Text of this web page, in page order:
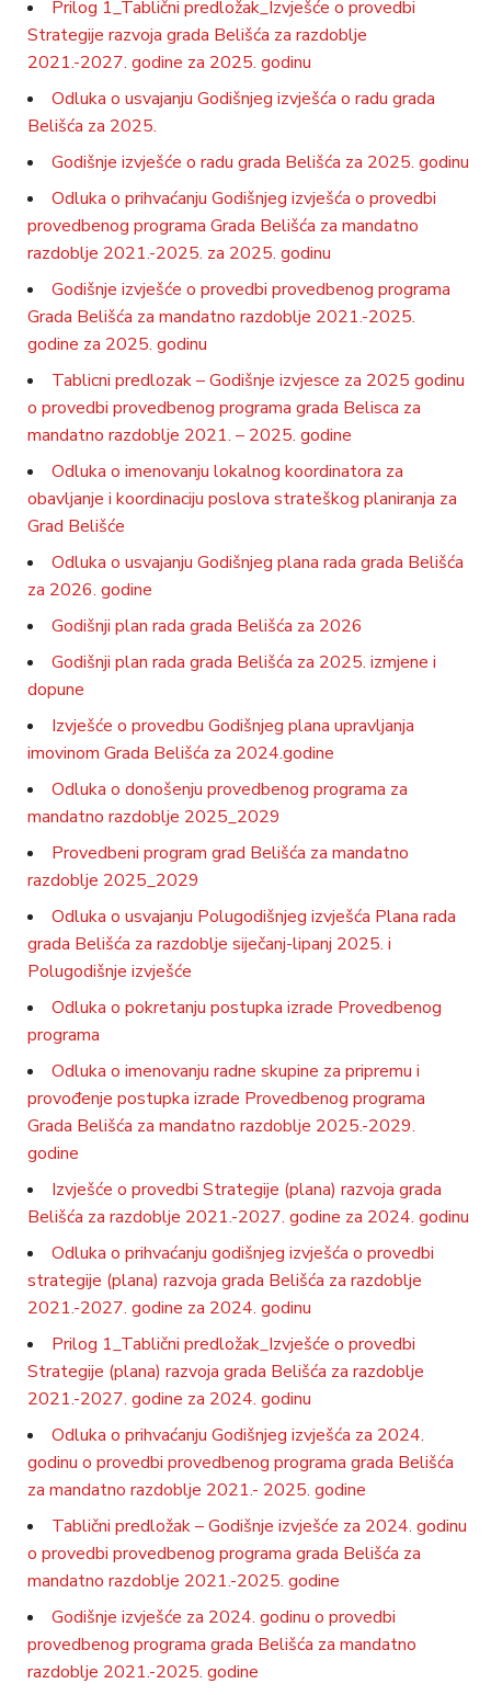
Prilog 1_Tablični predložak_Izvješće o provedbi
Strategije razvoja grada Belišća za razdoblje
2021.-2027. godine za 2025. godinu
Odluka o usvajanju Godišnjeg izvješća o radu grada
Belišća za 2025.
Godišnje izvješće o radu grada Belišća za 2025. godinu
Odluka o prihvaćanju Godišnjeg izvješća o provedbi
provedbenog programa Grada Belišća za mandatno
razdoblje 2021.-2025. za 2025. godinu
Godišnje izvješće o provedbi provedbenog programa
Grada Belišća za mandatno razdoblje 2021.-2025.
godine za 2025. godinu
Tablicni predlozak – Godišnje izvjesce za 2025 godinu
o provedbi provedbenog programa grada Belisca za
mandatno razdoblje 2021. – 2025. godine
Odluka o imenovanju lokalnog koordinatora za
obavljanje i koordinaciju poslova strateškog planiranja za
Grad Belišće
Odluka o usvajanju Godišnjeg plana rada grada Belišća
za 2026. godine
Godišnji plan rada grada Belišća za 2026
Godišnji plan rada grada Belišća za 2025. izmjene i
dopune
Izvješće o provedbu Godišnjeg plana upravljanja
imovinom Grada Belišća za 2024.godine
Odluka o donošenju provedbenog programa za
mandatno razdoblje 2025_2029
Provedbeni program grad Belišća za mandatno
razdoblje 2025_2029
Odluka o usvajanju Polugodišnjeg izvješća Plana rada
grada Belišća za razdoblje siječanj-lipanj 2025. i
Polugodišnje izvješće
Odluka o pokretanju postupka izrade Provedbenog
programa
Odluka o imenovanju radne skupine za pripremu i
provođenje postupka izrade Provedbenog programa
Grada Belišća za mandatno razdoblje 2025.-2029.
godine
Izvješće o provedbi Strategije (plana) razvoja grada
Belišća za razdoblje 2021.-2027. godine za 2024. godinu
Odluka o prihvaćanju godišnjeg izvješća o provedbi
strategije (plana) razvoja grada Belišća za razdoblje
2021.-2027. godine za 2024. godinu
Prilog 1_Tablični predložak_Izvješće o provedbi
Strategije (plana) razvoja grada Belišća za razdoblje
2021.-2027. godine za 2024. godinu
Odluka o prihvaćanju Godišnjeg izvješća za 2024.
godinu o provedbi provedbenog programa grada Belišća
za mandatno razdoblje 2021.- 2025. godine
Tablični predložak – Godišnje izvješće za 2024. godinu
o provedbi provedbenog programa grada Belišća za
mandatno razdoblje 2021.-2025. godine
Godišnje izvješće za 2024. godinu o provedbi
provedbenog programa grada Belišća za mandatno
razdoblje 2021.-2025. godine